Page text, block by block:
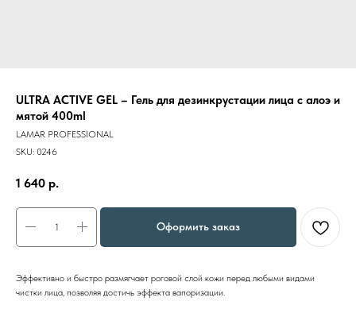
ULTRA ACTIVE GEL – Гель для дезинкрустации лица с алоэ и
мятой 400ml
LAMAR PROFESSIONAL
SKU: 0246
1 640 р.
Оформить заказ
Эффективно и быстро размягчает роговой слой кожи перед любыми видами
чистки лица, позволяя достичь эффекта вапоризации.